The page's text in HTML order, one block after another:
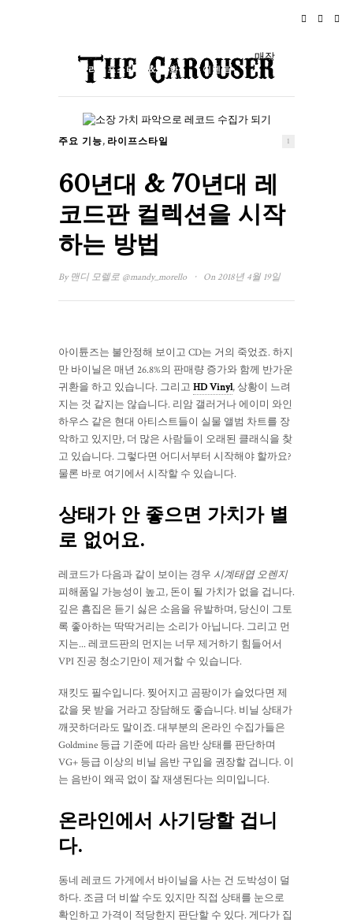
라이프스타일 & 문화 이벤트
매장
주요 기능, 라이프스타일 1
60년대 & 70년대 레
코드판 컬렉션을 시작
하는 방법
By 맨디 모렐로 @mandy_morello · On 2018년 4월 19일
아이튠즈는 불안정해 보이고 CD는 거의 죽었죠. 하지
만 바이닐은 매년 26.8%의 판매량 증가와 함께 반가운
귀환을 하고 있습니다. 그리고 HD Vinyl, 상황이 느려
지는 것 같지는 않습니다. 리암 갤러거나 에이미 와인
하우스 같은 현대 아티스트들이 실물 앨범 차트를 장
악하고 있지만, 더 많은 사람들이 오래된 클래식을 찾
고 있습니다. 그렇다면 어디서부터 시작해야 할까요?
물론 바로 여기에서 시작할 수 있습니다.
상태가 안 좋으면 가치가 별
로 없어요.
레코드가 다음과 같이 보이는 경우 시계태엽 오렌지
피해품일 가능성이 높고, 돈이 될 가치가 없을 겁니다.
깊은 흠집은 듣기 싫은 소음을 유발하며, 당신이 그토
록 좋아하는 딱딱거리는 소리가 아닙니다. 그리고 먼
지는... 레코드판의 먼지는 너무 제거하기 힘들어서
VPI 진공 청소기만이 제거할 수 있습니다.
재킷도 필수입니다. 찢어지고 곰팡이가 슬었다면 제
값을 못 받을 거라고 장담해도 좋습니다. 비닐 상태가
깨끗하더라도 말이죠. 대부분의 온라인 수집가들은
Goldmine 등급 기준에 따라 음반 상태를 판단하며
VG+ 등급 이상의 비닐 음반 구입을 권장할 겁니다. 이
는 음반이 왜곡 없이 잘 재생된다는 의미입니다.
온라인에서 사기당할 겁니
다.
동네 레코드 가게에서 바이닐을 사는 건 도박성이 덜
하다. 조금 더 비쌀 수도 있지만 직접 상태를 눈으로
확인하고 가격이 적당한지 판단할 수 있다. 게다가 집